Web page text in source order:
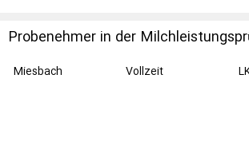
Probenehmer in der
(m/w/d)
Miesbach Vollzeit